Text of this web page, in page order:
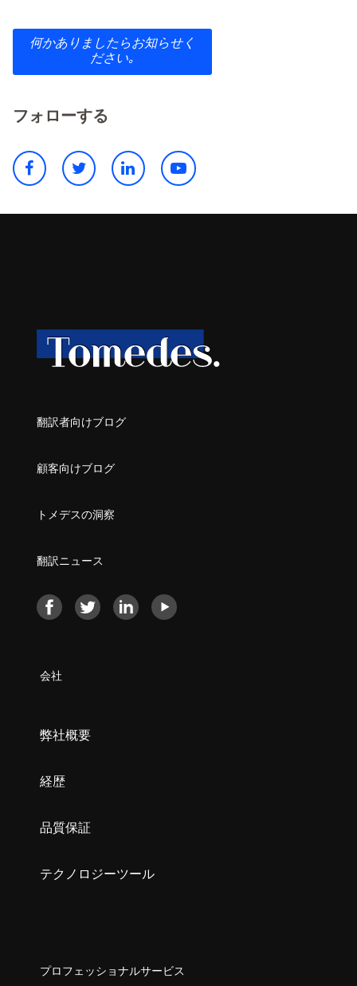
何かありましたらお知らせく
ださい｡
フォローする
翻訳者向けブログ
顧客向けブログ
トメデスの洞察
翻訳ニュース
会社
弊社概要
経歴
品質保証
テクノロジーツール
プロフェッショナルサービス